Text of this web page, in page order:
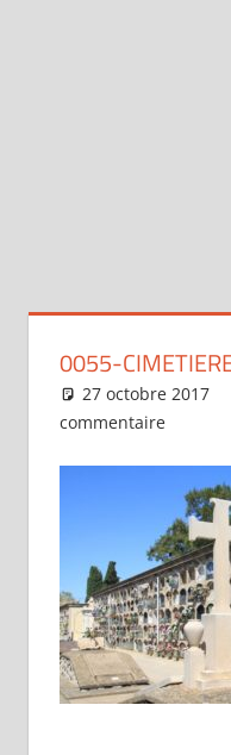
0055-
27 octobre 2017
commentaire